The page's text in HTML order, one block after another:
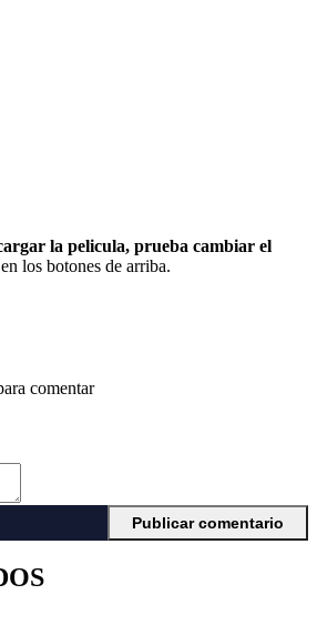
la pelicula, prueba cambiar el
los botones de arriba.
comentar